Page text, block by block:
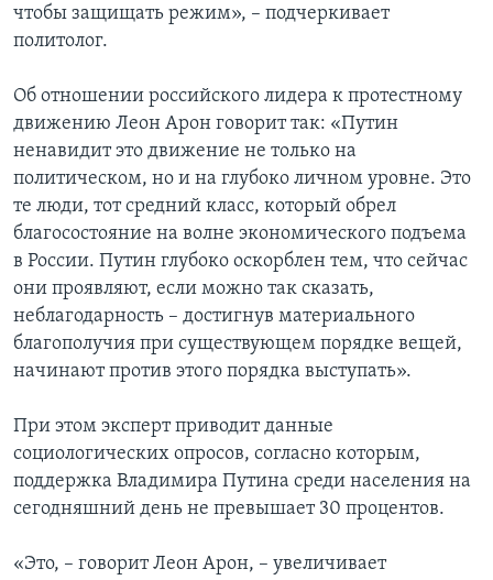
чтобы защищать режим», – подчеркивает
политолог.
Об отношении российского лидера к протестному
движению Леон Арон говорит так: «Путин
ненавидит это движение не только на
политическом, но и на глубоко личном уровне. Это
те люди, тот средний класс, который обрел
благосостояние на волне экономического подъема
в России. Путин глубоко оскорблен тем, что сейчас
они проявляют, если можно так сказать,
неблагодарность – достигнув материального
благополучия при существующем порядке вещей,
начинают против этого порядка выступать».
При этом эксперт приводит данные
социологических опросов, согласно которым,
поддержка Владимира Путина среди населения на
сегодняшний день не превышает 30 процентов.
«Это, – говорит Леон Арон, – увеличивает